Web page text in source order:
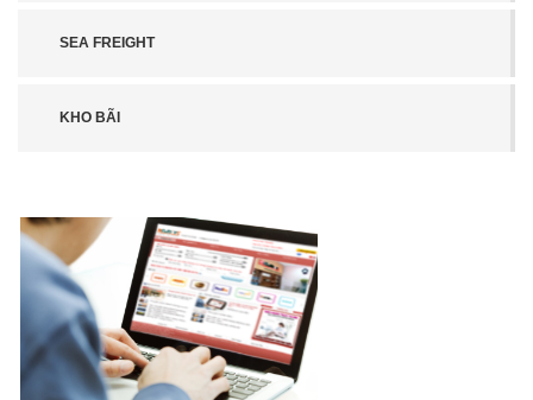
SEA FREIGHT
KHO BÃI